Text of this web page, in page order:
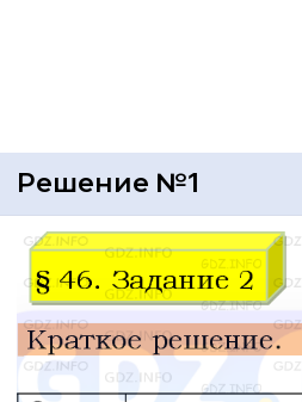
Решение №1